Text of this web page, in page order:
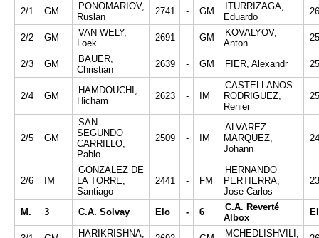
2/1 GM
PONOMARIOV,
Ruslan
2741 - GM
ITURRIZAGA,
Eduardo
2/2 GM
VAN WELY,
Loek
2691 - GM
KOVALYOV,
Anton
2/3 GM
BAUER,
Christian
2639 - GM FIER, Alexandr
2/4 GM
HAMDOUCHI,
Hicham
2623 - IM
CASTELLANOS
RODRIGUEZ,
Renier
2/5 GM
SAN
SEGUNDO
CARRILLO,
Pablo
2509 - IM
ALVAREZ
MARQUEZ,
Johann
2/6 IM
GONZALEZ DE
LA TORRE,
Santiago
2441 - FM
HERNANDO
PERTIERRA,
Jose Carlos
M. 3 C.A. Solvay Elo - 6
C.A. Reverté
Albox
HARIKRISHNA,
MCHEDLISHVILI,